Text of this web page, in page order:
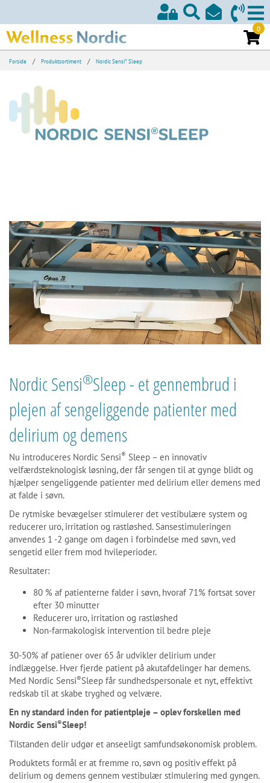
0
Forside / Produktsortiment / Nordic Sensi® Sleep
Nordic Sensi®Sleep - et gennembrud i
plejen af sengeliggende patienter med
delirium og demens
Nu introduceres Nordic Sensi® Sleep – en innovativ
velfærdsteknologisk løsning, der får sengen til at gynge blidt og
hjælper sengeliggende patienter med delirium eller demens med
at falde i søvn.
De rytmiske bevægelser stimulerer det vestibulære system og
reducerer uro, irritation og rastløshed. Sansestimuleringen
anvendes 1 -2 gange om dagen i forbindelse med søvn, ved
sengetid eller frem mod hvileperioder.
Resultater:
80 % af patienterne falder i søvn, hvoraf 71% fortsat sover
efter 30 minutter
Reducerer uro, irritation og rastløshed
Non-farmakologisk intervention til bedre pleje
30-50% af patiener over 65 år udvikler delirium under
indlæggelse. Hver fjerde patient på akutafdelinger har demens.
Med Nordic Sensi®Sleep får sundhedspersonale et nyt, effektivt
redskab til at skabe tryghed og velvære.
En ny standard inden for patientpleje – oplev forskellen med
Nordic Sensi®Sleep!
Tilstanden delir udgør et anseeligt samfundsøkonomisk problem.
Produktets formål er at fremme ro, søvn og positiv effekt på
delirium og demens gennem vestibulær stimulering med gyngen.